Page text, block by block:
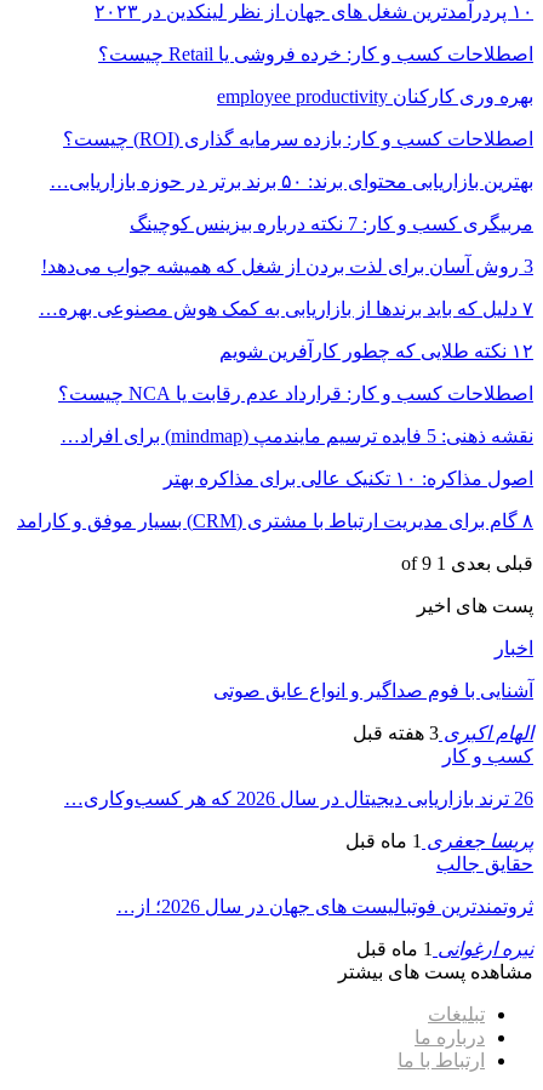
۱۰ پردرآمدترین شغل های جهان از نظر لینکدین در ۲۰۲۳
اصطلاحات کسب و کار: خرده فروشی یا Retail چیست؟
بهره وری کارکنان employee productivity
اصطلاحات کسب و کار: بازده سرمایه گذاری (ROI) چیست؟
بهترین بازاریابی محتوای برند: ۵۰ برند برتر در حوزه بازاریابی…
مربیگری کسب و کار: 7 نکته درباره بیزینس کوچینگ
3 روش آسان برای لذت بردن از شغل که همیشه جواب می‌دهد!
۷ دلیل که باید برندها از بازاریابی به کمک هوش مصنوعی بهره…
۱۲ نکته طلایی که چطور کارآفرین شویم
اصطلاحات کسب و کار: قرارداد عدم‌ رقابت یا NCA چیست؟
نقشه ذهنی: 5 فایده ترسیم مایندمپ (mindmap) برای افراد…
اصول مذاکره: ۱۰ تکنیک عالی برای مذاکره بهتر
۸ گام برای مدیریت ارتباط با مشتری (CRM) بسیار موفق و کارامد
قبلی بعدی 1 of 9
پست های اخیر
اخبار
آشنایی با فوم صداگیر و انواع عایق صوتی
الهام اکبری 3 هفته قبل
کسب و کار
26 ترند بازاریابی دیجیتال در سال 2026 که هر کسب‌وکاری…
پریسا جعفری 1 ماه قبل
حقایق جالب
ثروتمندترین فوتبالیست های جهان در سال 2026؛ از…
نیره ارغوانی 1 ماه قبل
مشاهده پست های بیشتر
تبلیغات
درباره ما
ارتباط با ما